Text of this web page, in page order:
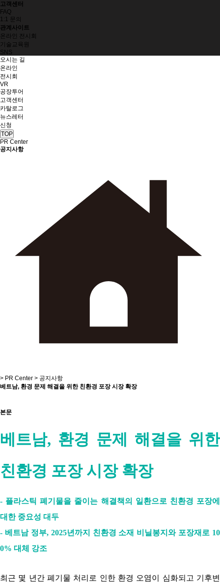
고객센터
FAQ
1:1 문의
관계사이트
온라인 전시회
기술교육원
SNS
오시는 길
온라인
전시회
VR
공장투어
고객센터
카탈로그
뉴스레터
신청
TOP
PR Center
공지사항
> PR Center > 공지사항
베트남, 환경 문제 해결을 위한 친환경 포장 시장 확장
본문
베트남, 환경 문제 해결을 위한
친환경 포장 시장 확장
- 플라스틱 폐기물을 줄이는 해결책의 일환으로 친환경 포장에
대한 중요성 대두
- 베트남 정부, 2025년까지 친환경 소재 비닐봉지와 포장재로 10
0% 대체 강조
최근 몇 년간 폐기물 처리로 인한 환경 오염이 심화되고 기후변